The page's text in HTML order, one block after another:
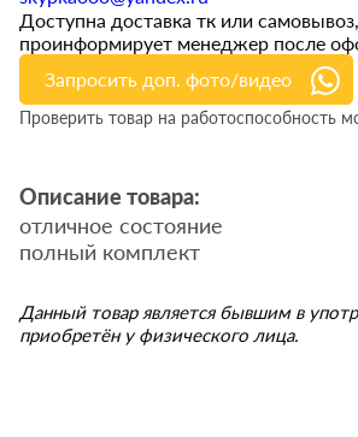
Доступна доставка тк или
проинформирует менеджер после
Запросить доп. фото/видео
Проверить товар на работоспособность
Описание товара:
отличное состояние
полный комплект
Данный товар является бывшим в
приобретён у физического лица.